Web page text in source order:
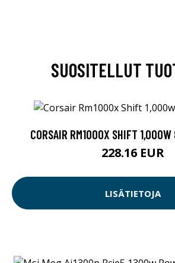
SUOSITELLUT
CORSAIR RM1000X SHIFT 1,000W
228.16 EUR
LISÄTIETOJA